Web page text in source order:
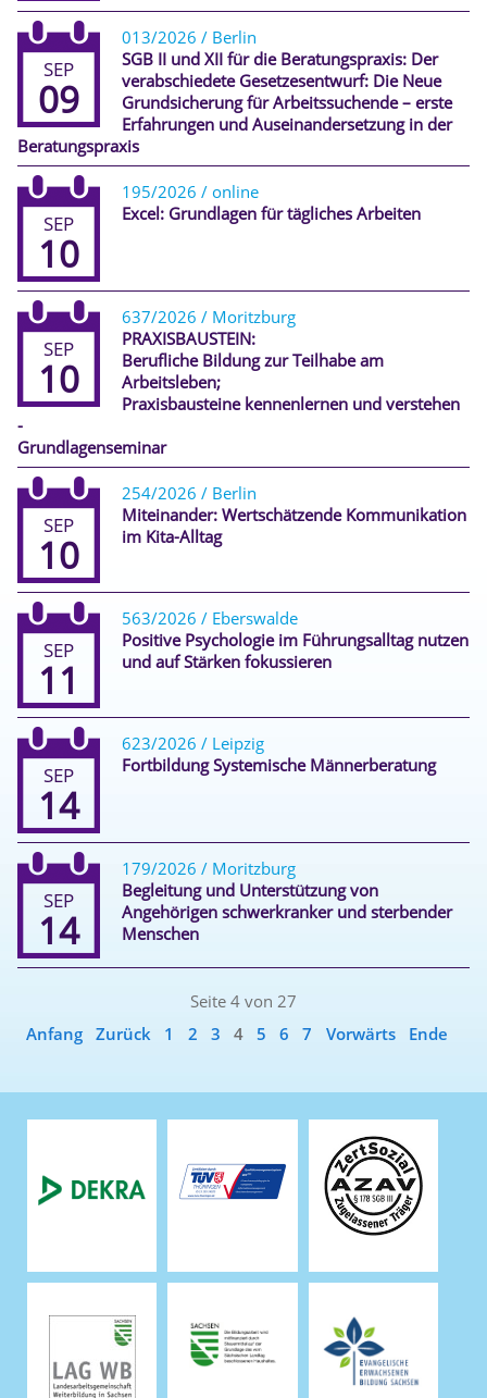
SEP
09
013/2026 / Berlin
SGB II und XII für die Beratungspraxis: Der
verabschiedete Gesetzesentwurf: Die Neue
Grundsicherung für Arbeitssuchende – erste
Erfahrungen und Auseinandersetzung in der
Beratungspraxis
SEP
10
195/2026 / online
Excel: Grundlagen für tägliches Arbeiten
SEP
10
637/2026 / Moritzburg
PRAXISBAUSTEIN:
Berufliche Bildung zur Teilhabe am
Arbeitsleben;
Praxisbausteine kennenlernen und verstehen
-
Grundlagenseminar
SEP
10
254/2026 / Berlin
Miteinander: Wertschätzende Kommunikation
im Kita-Alltag
SEP
11
563/2026 / Eberswalde
Positive Psychologie im Führungsalltag nutzen
und auf Stärken fokussieren
SEP
14
623/2026 / Leipzig
Fortbildung Systemische Männerberatung
SEP
14
179/2026 / Moritzburg
Begleitung und Unterstützung von
Angehörigen schwerkranker und sterbender
Menschen
Seite 4 von 27
Anfang
Zurück 1 2 3 4 5 6 7 Vorwärts Ende